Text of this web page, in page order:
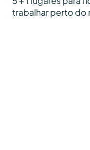
trabalhar perto do